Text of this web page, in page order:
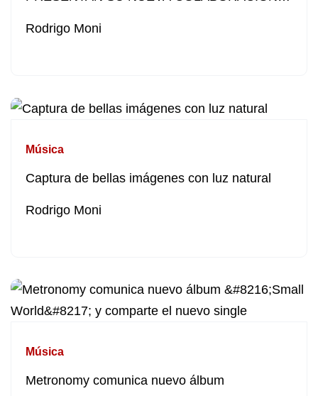
Rodrigo Moni
Música
Captura de bellas imágenes con luz natural
Rodrigo Moni
Música
Metronomy comunica nuevo álbum